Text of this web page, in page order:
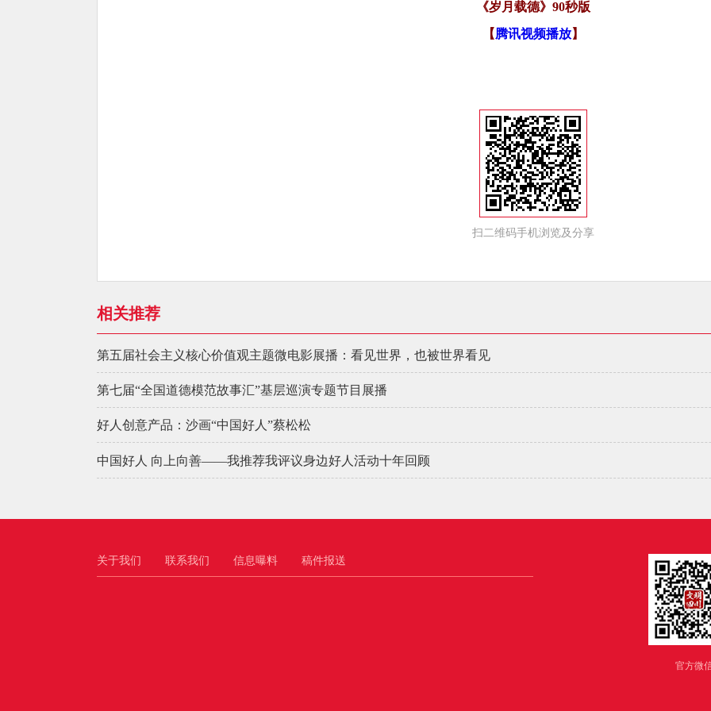
《岁月载德》90秒版
【腾讯视频播放】
扫二维码手机浏览及分享
相关推荐
第五届社会主义核心价值观主题微电影展播：看见世界，也被世界看见
第七届“全国道德模范故事汇”基层巡演专题节目展播
好人创意产品：沙画“中国好人”蔡松松
中国好人 向上向善——我推荐我评议身边好人活动十年回顾
关于我们 联系我们 信息曝料 稿件报送
官方微